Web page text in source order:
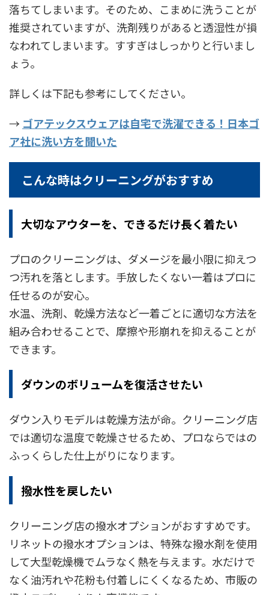
落ちてしまいます。そのため、こまめに洗うことが
推奨されていますが、洗剤残りがあると透湿性が損
なわれてしまいます。すすぎはしっかりと行いまし
ょう。
詳しくは下記も参考にしてください。
→ ゴアテックスウェアは自宅で洗濯できる！日本ゴ
ア社に洗い方を聞いた
こんな時はクリーニングがおすすめ
大切なアウターを、できるだけ長く着たい
プロのクリーニングは、ダメージを最小限に抑えつ
つ汚れを落とします。手放したくない一着はプロに
任せるのが安心。
水温、洗剤、乾燥方法など一着ごとに適切な方法を
組み合わせることで、摩擦や形崩れを抑えることが
できます。
ダウンのボリュームを復活させたい
ダウン入りモデルは乾燥方法が命。クリーニング店
では適切な温度で乾燥させるため、プロならではの
ふっくらした仕上がりになります。
撥水性を戻したい
クリーニング店の撥水オプションがおすすめです。
リネットの撥水オプションは、特殊な撥水剤を使用
して大型乾燥機でムラなく熱を与えます。水だけで
なく油汚れや花粉も付着しにくくなるため、市販の